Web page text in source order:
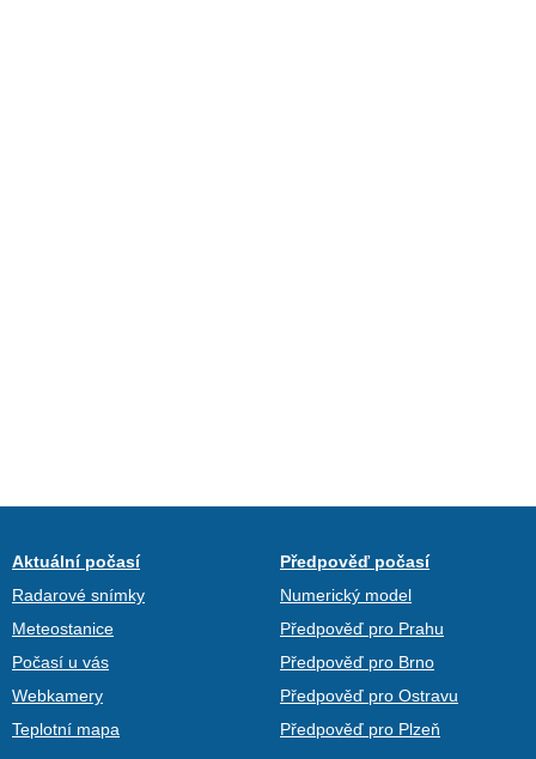
Aktuální počasí
Radarové snímky
Meteostanice
Počasí u vás
Webkamery
Teplotní mapa
Předpověď počasí
Numerický model
Předpověď pro Prahu
Předpověď pro Brno
Předpověď pro Ostravu
Předpověď pro Plzeň